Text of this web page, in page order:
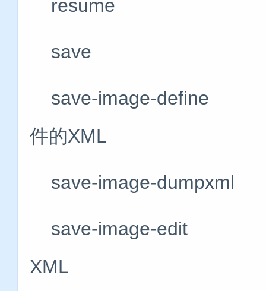
resume #
save #将域
save-image-define
件的XML
save-image-dumpxml
save-image-edit #
XML